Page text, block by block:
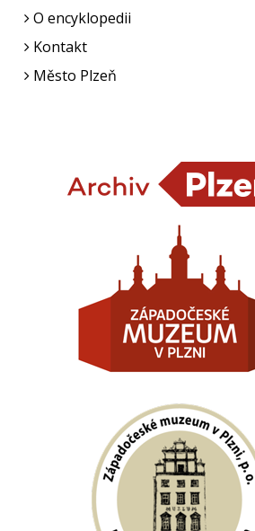
O encyklopedii
Kontakt
Město Plzeň